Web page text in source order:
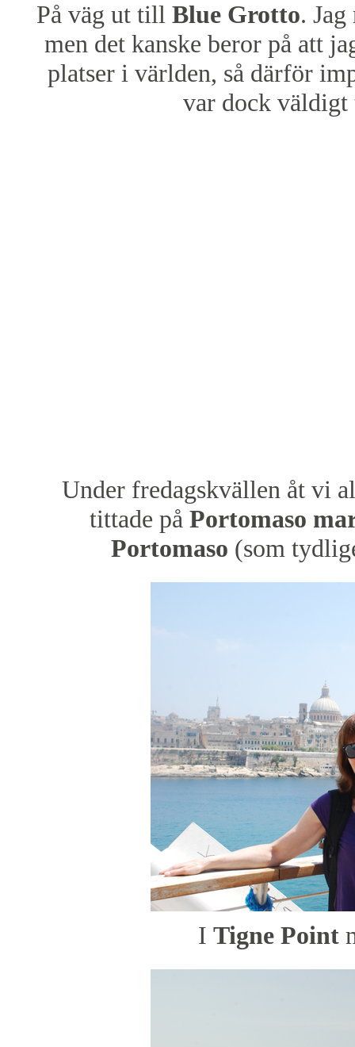
På väg ut tillBlue Grotto.
men det kanske beror på att
platser i världen, så därför
var dock
Under fredagskvällen åt vi
tittade på Portomaso
Portomaso (som
I Tigne Point